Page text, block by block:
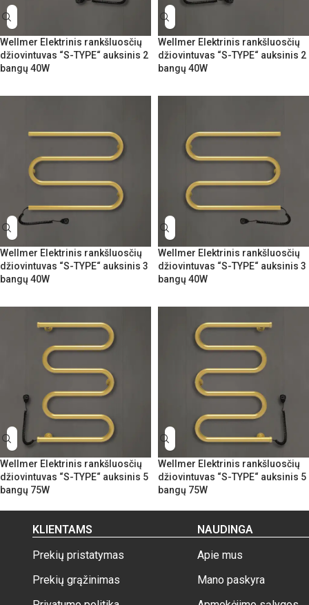
Wellmer Elektrinis rankšluosčių
džiovintuvas “S-TYPE“ auksinis 2
bangų 40W
Wellmer Elektrinis rankšluosčių
džiovintuvas “S-TYPE“ auksinis 2
bangų 40W
Wellmer Elektrinis rankšluosčių
džiovintuvas “S-TYPE“ auksinis 3
bangų 40W
Wellmer Elektrinis rankšluosčių
džiovintuvas “S-TYPE“ auksinis 3
bangų 40W
Wellmer Elektrinis rankšluosčių
džiovintuvas “S-TYPE“ auksinis 5
bangų 75W
Wellmer Elektrinis rankšluosčių
džiovintuvas “S-TYPE“ auksinis 5
bangų 75W
KLIENTAMS
Prekių pristatymas
Prekių grąžinimas
NAUDINGA
Apie mus
Mano paskyra